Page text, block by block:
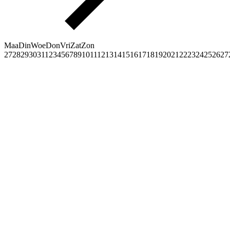
MaaDinWoeDonVriZatZon
27282930311 23456789101112131415161718192021 222324252627